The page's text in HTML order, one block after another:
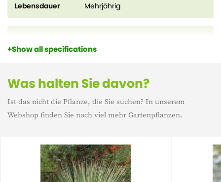
Lebensdauer Mehrjährig
Show all specifications
Was halten Sie davon?
Ist das nicht die Pflanze, die Sie suchen? In unserem
Webshop finden Sie noch viel mehr Gartenpflanzen.